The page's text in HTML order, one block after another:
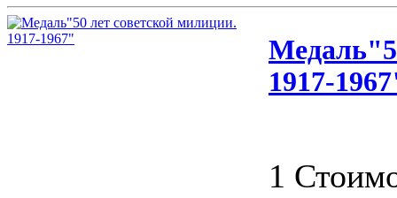
1917-
1